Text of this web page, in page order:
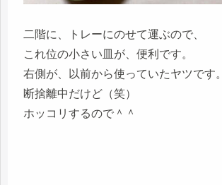
二階に、トレーにのせて運ぶので、
これ位の小さい皿が、便利です。
右側が、以前から使っていたヤツです。
断捨離中だけど（笑）
ホッコリするので＾＾